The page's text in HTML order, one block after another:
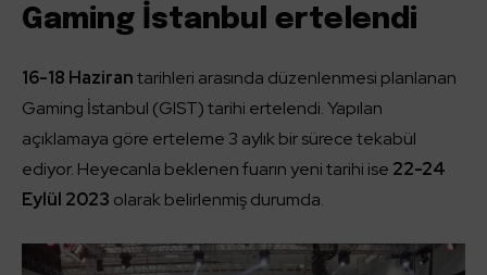
Gaming İstanbul ertelendi
16-18 Hazirantarihleri arasında düzenlenmesi planlanan
Gaming İstanbul (GIST) tarihi ertelendi. Yapılan
açıklamaya göre erteleme 3 aylık bir sürece tekabül
ediyor. Heyecanla beklenen fuarın yeni tarihi ise 22-24
Eylül 2023 olarak belirlenmiş durumda.